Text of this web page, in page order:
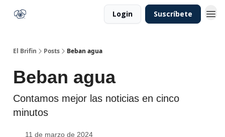
Login Suscríbete
El Brifin Posts Beban agua
Beban agua
Contamos mejor las noticias en cinco
minutos
11 de marzo de 2024